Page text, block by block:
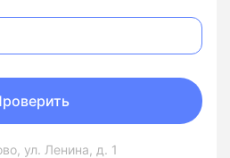
ул. Ленина, д. 1